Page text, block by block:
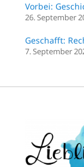
Vorbei:
26. September
Geschafft:
7. September